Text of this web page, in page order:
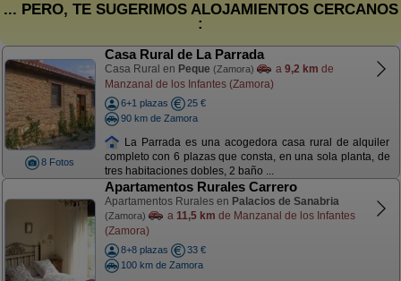
... PERO, TE SUGERIMOS ALOJAMIENTOS CERCANOS
:
8 Fotos
Casa Rural de La Parrada
Casa Rural en Peque (Zamora) a 9,2 km de
Manzanal de los Infantes (Zamora)
6+1 plazas
25 €
90 km de Zamora
La Parrada es una acogedora casa rural de alquiler
completo con 6 plazas que consta, en una sola planta, de
tres habitaciones dobles, 2 baño ...
Apartamentos Rurales Carrero
Apartamentos Rurales en Palacios de Sanabria
(Zamora) a 11,5 km de Manzanal de los Infantes
(Zamora)
8+8 plazas
33 €
100 km de Zamora